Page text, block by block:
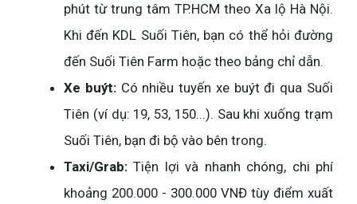
phút từ trung tâm TP.HCM theo Xa lộ Hà Nội.
Khi đến KDL Suối Tiên, bạn có thể hỏi đường
đến Suối Tiên Farm hoặc theo bảng chỉ dẫn.
Xe buýt:Có nhiều tuyến xe buýt đi qua Suối
Tiên (ví dụ: 19, 53, 150...). Sau khi xuống trạm
Suối Tiên, bạn đi bộ vào bên trong.
Taxi/Grab: Tiện lợi và nhanh chóng, chi phí
khoảng 200.000 - 300.000 VNĐ tùy điểm xuất